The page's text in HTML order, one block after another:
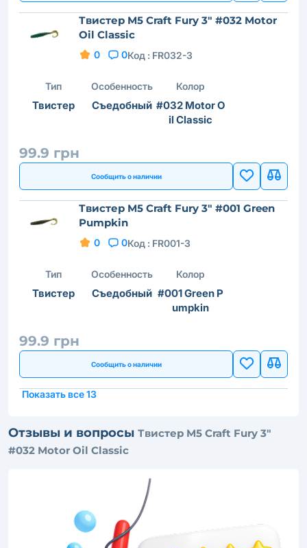
Твистер M5 Craft Fury 3" #032 Motor
Oil Classic
0 0Код : FR032-3
Тип
Твистер
Особенность
Съедобный
Колор
#032 Motor O
il Classic
99.9 грн
Сообщить о наличии
Твистер M5 Craft Fury 3" #001 Green
Pumpkin
0 0Код : FR001-3
Тип
Твистер
Особенность
Съедобный
Колор
#001 Green P
umpkin
99.9 грн
Сообщить о наличии
Показать все 13
Отзывы и вопросы Твистер M5 Craft Fury 3"
#032 Motor Oil Classic